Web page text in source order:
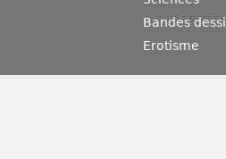
Bandes
Erotisme